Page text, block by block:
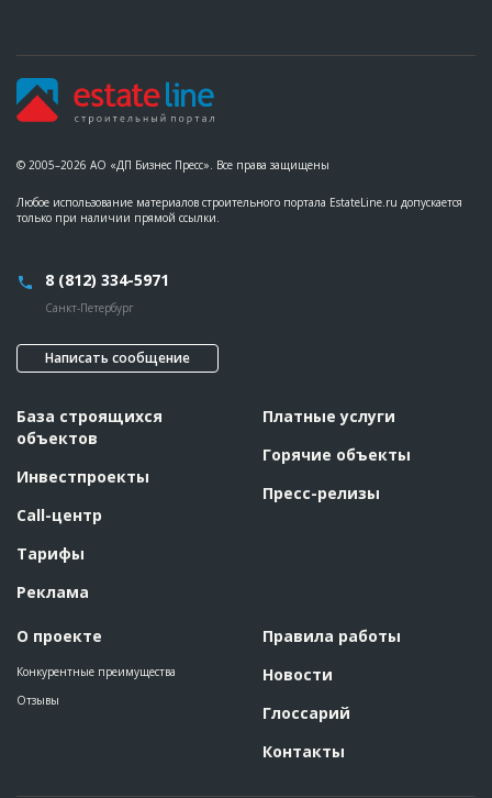
© 2005–2026 АО «ДП Бизнес Пресс». Все права защищены
Любое использование материалов строительного портала EstateLine.ru допускается
только при наличии прямой ссылки.
8 (812) 334-5971
Санкт-Петербург
Написать сообщение
База строящихся
объектов
Инвестпроекты
Call-центр
Тарифы
Реклама
О проекте
Конкурентные преимущества
Отзывы
Платные услуги
Горячие объекты
Пресс-релизы
Правила работы
Новости
Глоссарий
Контакты